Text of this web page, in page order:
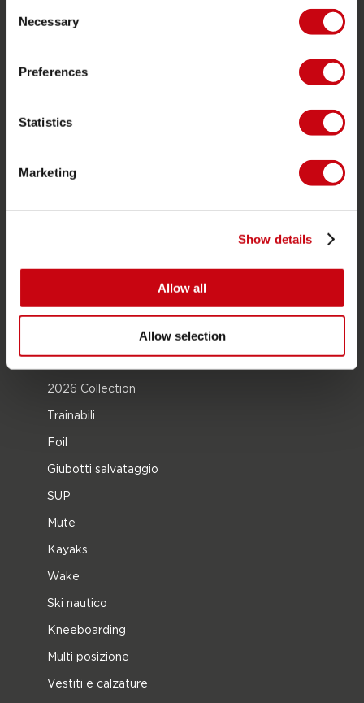
Selection
Necessary
Preferences
Statistics
Marketing
Show details
Allow all
Allow selection
Ritorno
Ordine e pagamento
Localizzatore di rivenditori
Proposito di Jobe
Interesse del rivenditore
CATEGORIE DI PRODOTTO
2026 Collection
Trainabili
Foil
Giubotti salvataggio
SUP
Mute
Kayaks
Wake
Ski nautico
Kneeboarding
Multi posizione
Vestiti e calzature